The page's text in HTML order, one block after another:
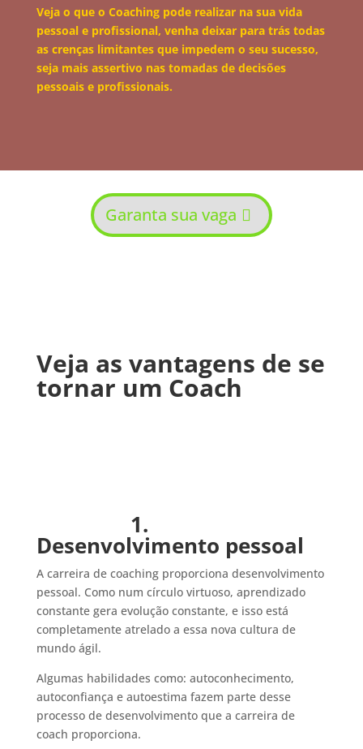
Veja o que o Coaching pode realizar na sua vida
pessoal e profissional, venha deixar para trás todas
as crenças limitantes que impedem o seu sucesso,
seja mais assertivo nas tomadas de decisões
pessoaise profissionais.
Garanta sua vaga
Veja as vantagens de se
tornar um Coach
1.
Desenvolvimento pessoal
A carreira de coaching proporciona desenvolvimento
pessoal. Como num círculo virtuoso, aprendizado
constante gera evolução constante, e isso está
completamente atrelado a essa nova cultura de
mundo ágil.
Algumas habilidades como: autoconhecimento,
autoconfiança e autoestima fazem parte desse
processo de desenvolvimento que a carreira de
coach proporciona.